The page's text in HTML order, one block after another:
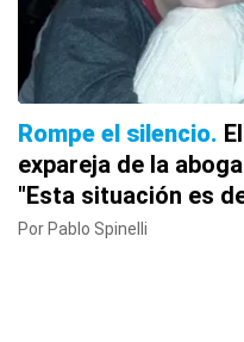
Rompe el silencio
expareja de la
"Esta situación es
Por Pablo Spinelli